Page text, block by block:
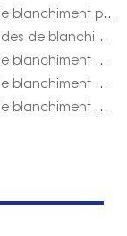
bandes de blanchiment pap pour usa onuge
Pap+ bandes de blanchiment des dents qualité onuge
bandes de blanchiment des dents Onuge Pap+ pour Royaume-Uni
bandes de blanchiment des dents naturelles onuge
bandes de blanchiment des dents sans alcool